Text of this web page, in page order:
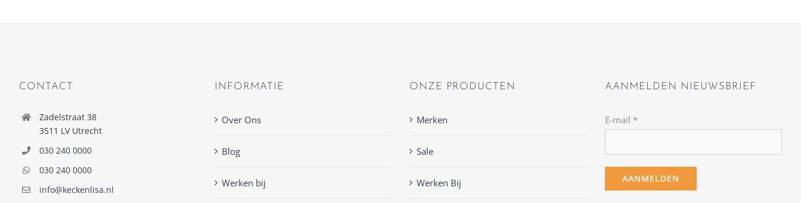
CONTACT
Zadelstraat 38
3511 LV Utrecht
030 240 0000
030 240 0000
info@keckenlisa.nl
INFORMATIE
Over Ons
Blog
Werken bij
ONZE PRODUCTEN
Merken
Sale
Werken Bij
AANMELDEN NIEUWSBRIEF
E-mail *